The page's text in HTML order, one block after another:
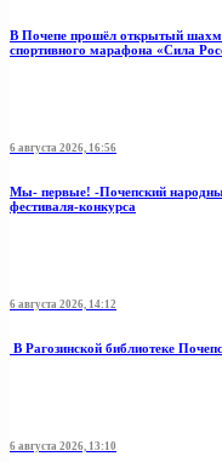
В Почепе прошёл открытый
спортивного марафона «Сила
6 августа 2026, 16:56
Мы- первые! -Почепский
фестиваля-конкурса
6 августа 2026, 14:12
В Рагозинской библиотеке
6 августа 2026, 13:10